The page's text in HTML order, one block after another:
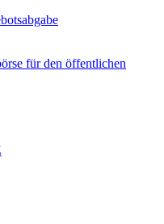
für den öffentlichen